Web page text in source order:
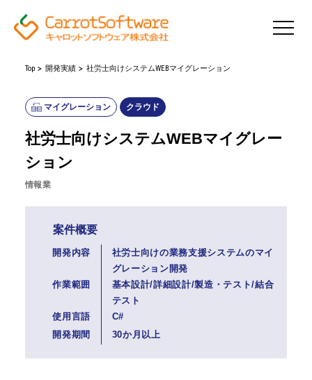
Top 開発実績 社労士向けシステムWEBマイグレーション
マイグレーション クラウド
社労士向けシステムWEBマイグレー
ション
情報業
案件概要
開発内容
社労士向けの業務支援システムのマイ
グレーション開発
作業範囲
基本設計/詳細設計/製造・テスト/結合
テスト
使用言語
C#
開発期間
30か月以上